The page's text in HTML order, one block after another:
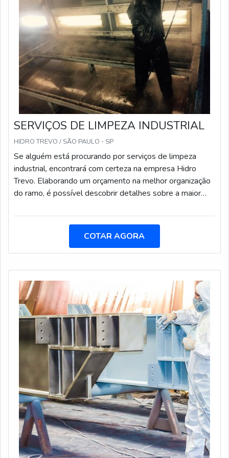
SERVIÇOS DE LIMPEZA INDUSTRIAL
HIDRO TREVO / SÃO PAULO - SP
Se alguém está procurando por serviços de limpeza
industrial, encontrará com certeza na empresa Hidro
Trevo. Elaborando um orçamento na melhor organização
do ramo, é possível descobrir detalhes sobre a maior
DETALHES SOBRE SERVIÇOS DE LIMPEZA
industrial em uma empresa inovadora, encontra o site da
Hidro Trevo. Disponibilizando para os clientes
de esgoto, a companhia foca em tecnologia e
desenvolvimento no que gera resultado ao cliente.Sem
trocar o foco sobre serviços de limpeza industrial, deve-
se descartar empresas que não tenham produtos e
serviços com ótima qualidade e assertividade,detalhes
que passam despercebidos e podem gerar prejuízo
futuros para os clientes.É importante lembrar que o
serviço deve sempre ser prestado por empresas
especializadas no segmento. Esse tipo de cuidado ajuda
a garantir a qualidade e assertividade do serviço, além
de evitar prejuízos com imprevistos e execuções mal
elaboradas. Assim, é possível poupar gastos
desnecessários.Existem diversos motivos para a Hidro
Trevo ter se tornado destaque quando pensamos em
uma empresa que entrega confiança e serviços de
COTAR AGORA